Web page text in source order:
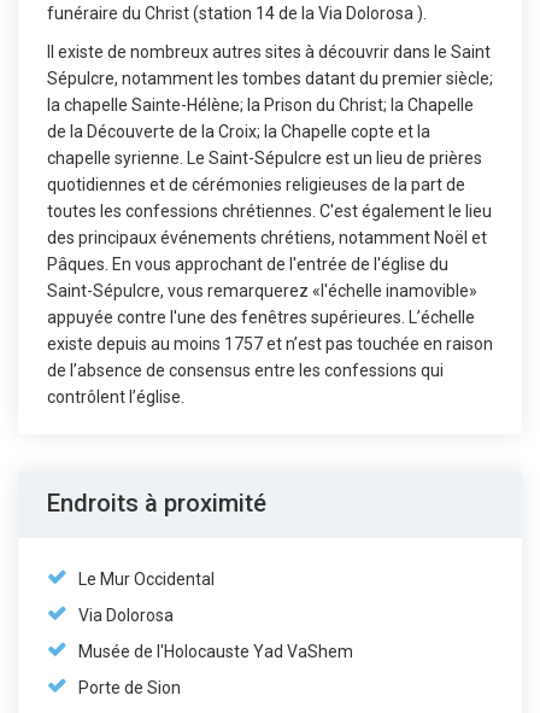
funéraire du Christ (station 14 de la Via Dolorosa ).
Il existe de nombreux autres sites à découvrir dans le Saint
Sépulcre, notamment les tombes datant du premier siècle;
la chapelle Sainte-Hélène; la Prison du Christ; la Chapelle
de la Découverte de la Croix; la Chapelle copte et la
chapelle syrienne. Le Saint-Sépulcre est un lieu de prières
quotidiennes et de cérémonies religieuses de la part de
toutes les confessions chrétiennes. C'est également le lieu
des principaux événements chrétiens, notamment Noël et
Pâques. En vous approchant de l'entrée de l'église du
Saint-Sépulcre, vous remarquerez «l'échelle inamovible»
appuyée contre l'une des fenêtres supérieures. L’échelle
existe depuis au moins 1757 et n’est pas touchée en raison
de l’absence de consensus entre les confessions qui
contrôlent l’église.
Endroits à proximité
Le Mur Occidental
Via Dolorosa
Musée de l'Holocauste Yad VaShem
Porte de Sion